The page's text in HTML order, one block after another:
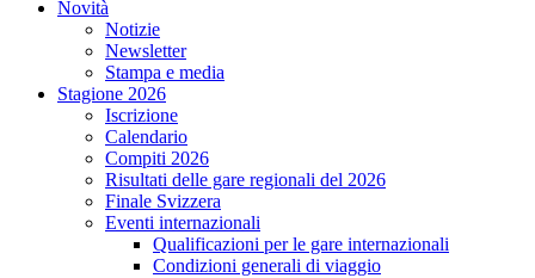
Novità
Notizie
Newsletter
Stampa e media
Stagione 2026
Iscrizione
Calendario
Compiti 2026
Risultati delle gare regionali del 2026
Finale Svizzera
Eventi internazionali
Qualificazioni per le gare internazionali
Condizioni generali di viaggio